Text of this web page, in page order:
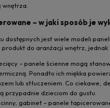
– w jaki sposób je
dostępnych jest wiele modeli
do aranżacji wnętrz,
– panele ścienne mogą
Ponadto ich miękka
lub stłuczeniem. Co ciekawe,
przypadnie dzieciom do gustu.
gabinet – panele